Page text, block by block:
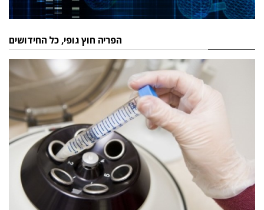
הפריה חוץ גופי, כל החידושים